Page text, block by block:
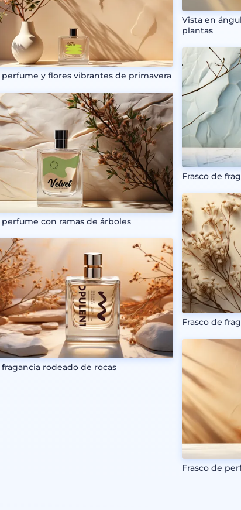
perfume y flores vibrantes de primavera
perfume con ramas de árboles
fragancia rodeado de rocas
Vista en
plantas
Frasco de
Frasco de
Frasco de